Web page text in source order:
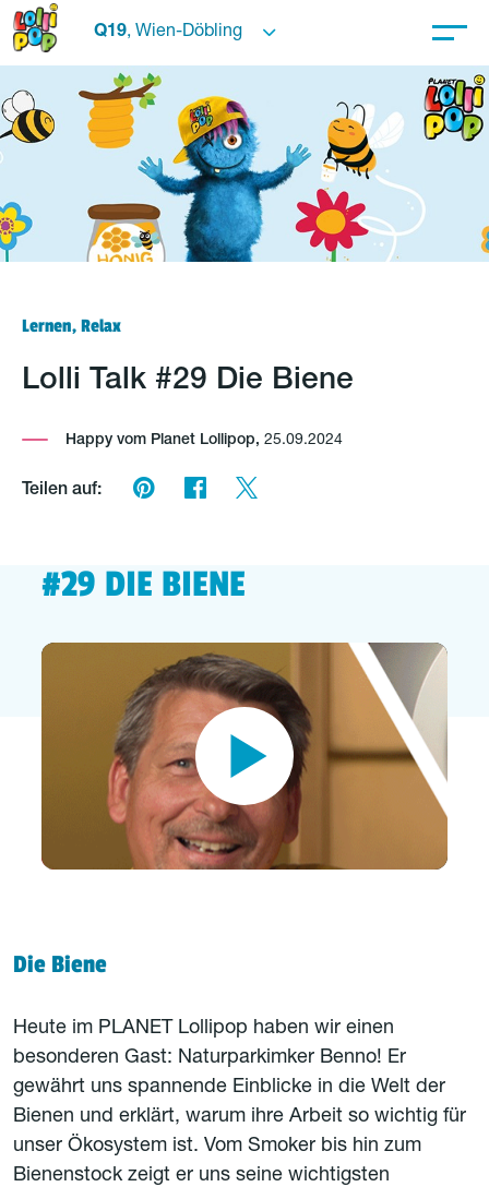
Q19, Wien-Döbling
Lernen, Relax
Lolli Talk #29 Die Biene
Happy vom Planet Lollipop, 25.09.2024
Teilen auf:
#29 DIE BIENE
Die Biene
Heute im PLANET Lollipop haben wir einen
besonderen Gast: Naturparkimker Benno! Er
gewährt uns spannende Einblicke in die Welt der
Bienen und erklärt, warum ihre Arbeit so wichtig für
unser Ökosystem ist. Vom Smoker bis hin zum
Bienenstock zeigt er uns seine wichtigsten